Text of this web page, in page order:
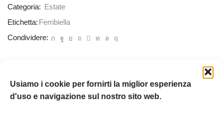
Usiamo i cookie per fornirti la miglior esperienza
d'uso e navigazione sul nostro sito web.
Categoria:
Estate
Etichetta: Ferribiella
Condividere:
Fondo antiscivolo